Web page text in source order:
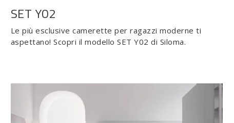
SET Y02
Le più esclusive camerette per ragazzi moderne ti
aspettano! Scopri il modello SET Y02 di Siloma.